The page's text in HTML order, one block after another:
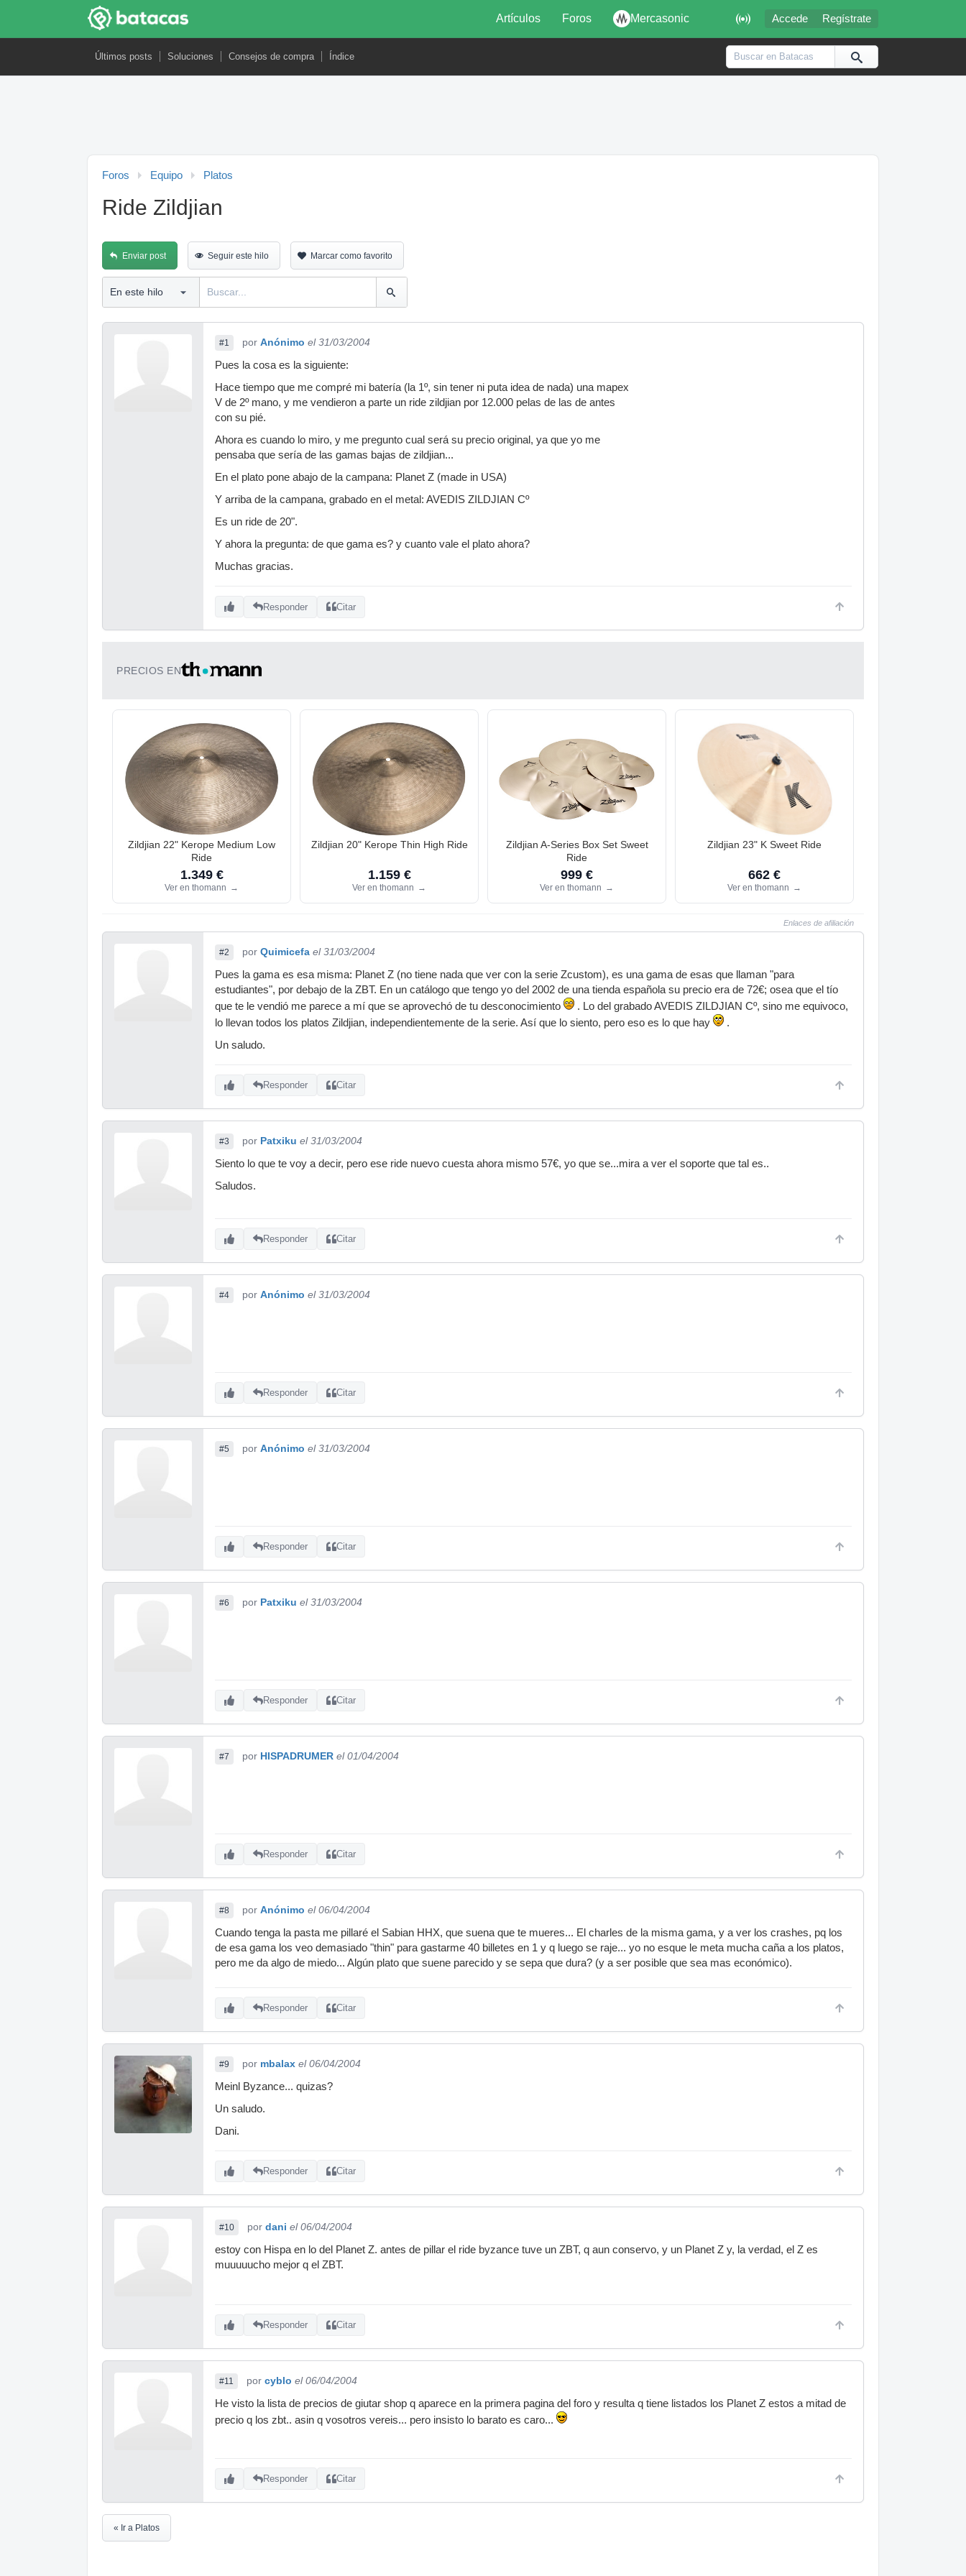
 Accede Regístrate
Artículos Foros Mercasonic
Últimos posts Soluciones Consejos de compra Índice
Foros Equipo Platos
Ride Zildjian
Enviar post Seguir este hilo Marcar como favorito
#1 por Anónimo el 31/03/2004
Pues la cosa es la siguiente:
Hace tiempo que me compré mi batería (la 1º, sin tener ni puta idea de nada) una mapex
V de 2º mano, y me vendieron a parte un ride zildjian por 12.000 pelas de las de antes
con su pié.
Ahora es cuando lo miro, y me pregunto cual será su precio original, ya que yo me
pensaba que sería de las gamas bajas de zildjian...
En el plato pone abajo de la campana: Planet Z (made in USA)
Y arriba de la campana, grabado en el metal: AVEDIS ZILDJIAN Cº
Es un ride de 20".
Y ahora la pregunta: de que gama es? y cuanto vale el plato ahora?
Muchas gracias.
Responder Citar
PRECIOS EN
Zildjian 22" Kerope Medium Low
Ride
1.349 €
Ver en thomann →
Zildjian 20" Kerope Thin High Ride
1.159 €
Ver en thomann →
Zildjian A-Series Box Set Sweet
Ride
999 €
Ver en thomann →
Zildjian 23" K Sweet Ride
662 €
Ver en thomann →
Enlaces de afiliación
#2 por Quimicefa el 31/03/2004
Pues la gama es esa misma: Planet Z (no tiene nada que ver con la serie Zcustom), es una gama de esas que llaman "para
estudiantes", por debajo de la ZBT. En un catálogo que tengo yo del 2002 de una tienda española su precio era de 72€; osea que el tío
que te le vendió me parece a mí que se aprovechó de tu desconocimiento
. Lo del grabado AVEDIS ZILDJIAN Cº, sino me equivoco,
lo llevan todos los platos Zildjian, independientemente de la serie. Así que lo siento, pero eso es lo que hay
.
Un saludo.
Responder Citar
#3 por Patxiku el 31/03/2004
Siento lo que te voy a decir, pero ese ride nuevo cuesta ahora mismo 57€, yo que se...mira a ver el soporte que tal es..
Saludos.
Responder Citar
#4 por Anónimo el 31/03/2004
Responder Citar
#5 por Anónimo el 31/03/2004
Responder Citar
#6 por Patxiku el 31/03/2004
Responder Citar
#7 por HISPADRUMER el 01/04/2004
Responder Citar
#8 por Anónimo el 06/04/2004
Cuando tenga la pasta me pillaré el Sabian HHX, que suena que te mueres... El charles de la misma gama, y a ver los crashes, pq los
de esa gama los veo demasiado "thin" para gastarme 40 billetes en 1 y q luego se raje... yo no esque le meta mucha caña a los platos,
pero me da algo de miedo... Algún plato que suene parecido y se sepa que dura? (y a ser posible que sea mas económico).
Responder Citar
#9 por mbalax el 06/04/2004
Meinl Byzance... quizas?
Un saludo.
Dani.
Responder Citar
#10 por dani el 06/04/2004
estoy con Hispa en lo del Planet Z. antes de pillar el ride byzance tuve un ZBT, q aun conservo, y un Planet Z y, la verdad, el Z es
muuuuucho mejor q el ZBT.
Responder Citar
#11 por cyblo el 06/04/2004
He visto la lista de precios de giutar shop q aparece en la primera pagina del foro y resulta q tiene listados los Planet Z estos a mitad de
precio q los zbt.. asin q vosotros vereis... pero insisto lo barato es caro...
Responder Citar
« Ir a Platos